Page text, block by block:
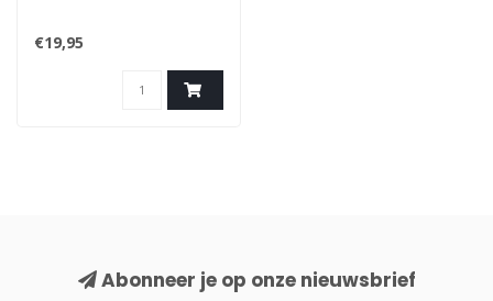
€19,95
Abonneer je op onze nieuwsbrief